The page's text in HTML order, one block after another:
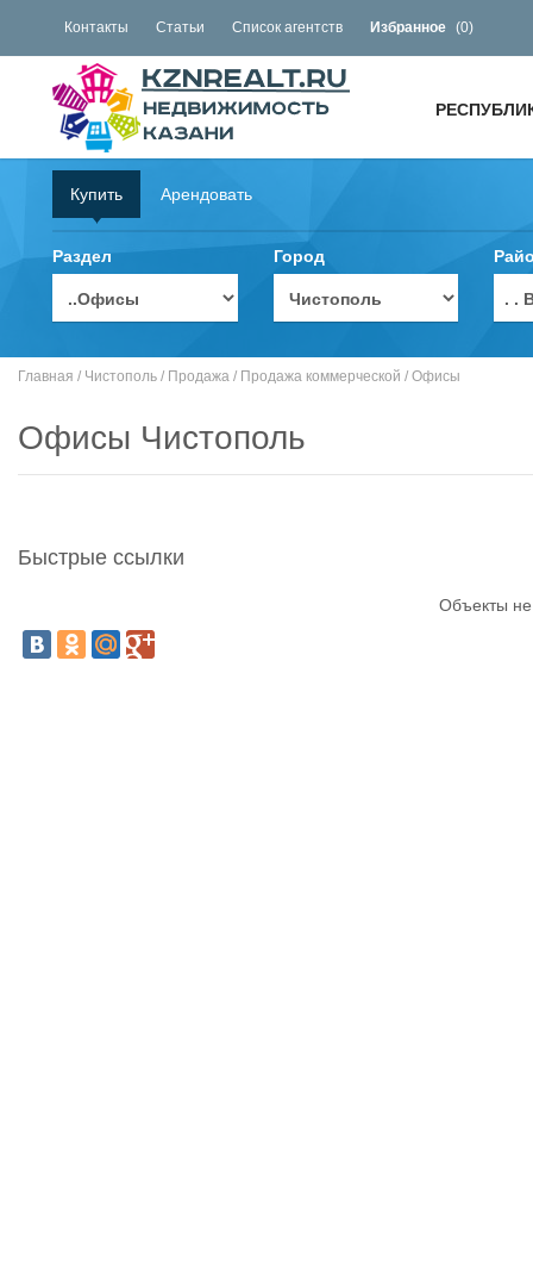
Контакты Статьи Список агентств Избранное (0)
Купить Арендовать
Раздел Город
. .
Главная / Чистополь / Продажа / Продажа коммерческой / Офисы
Офисы Чистополь
Быстрые ссылки
Объекты